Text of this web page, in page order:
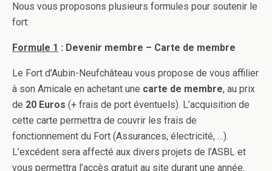
Nous vous proposons plusieurs formules pour soutenir le
fort:
Formule 1 : Devenir membre – Carte de membre
Le Fort d’Aubin-Neufchâteau vous propose de vous affilier
à son Amicale en achetant une carte de membre, au prix
de 20 Euros (+ frais de port éventuels). L’acquisition de
cette carte permettra de couvrir les frais de
fonctionnement du Fort (Assurances, électricité, …).
L’excédent sera affecté aux divers projets de l’ASBL et
vous permettra l’accès gratuit au site durant une année.